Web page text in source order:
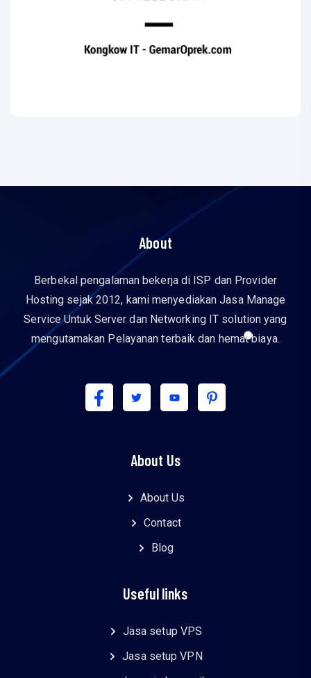
About
Berbekal pengalaman bekerja di ISP dan Provider
Hosting sejak 2012, kami menyediakan Jasa Manage
Service Untuk Server dan Networking IT solution yang
mengutamakan Pelayanan terbaik dan hemat biaya.
About Us
About Us
Contact
Blog
Useful links
Jasa setup VPS
Jasa setup VPN